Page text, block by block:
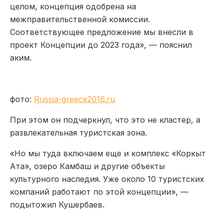
целом, концепция одобрена на
межправительственной комиссии.
Соответствующее предложение мы внесли в
проект Концепции до 2023 года», — пояснил
аким.
фото: Russia-greece2016.ru
При этом он подчеркнул, что это не кластер, а
развлекательная туристская зона.
«Но мы туда включаем еще и комплекс «Коркыт
Ата», озеро Камбаш и другие объекты
культурного наследия. Уже около 10 туристских
компаний работают по этой концепции», —
подытожил Кушербаев.